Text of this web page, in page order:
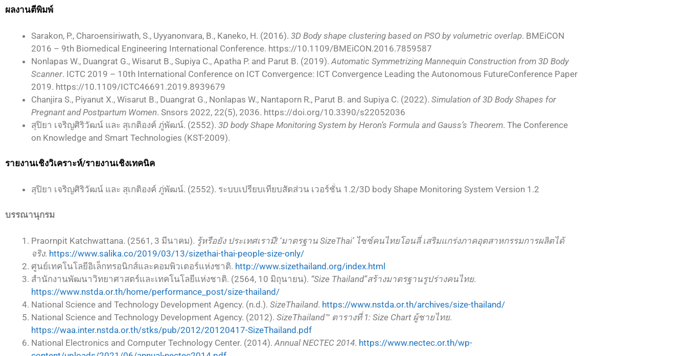
ผลงานตีพิมพ์
Sarakon, P., Charoensiriwath, S., Uyyanonvara, B., Kaneko, H. (2016). 3D Body shape clustering based on PSO by volumetric overlap. BMEiCON
2016 – 9th Biomedical Engineering International Conference. https://10.1109/BMEiCON.2016.7859587
Nonlapas W., Duangrat G., Wisarut B., Supiya C., Apatha P. and Parut B. (2019). Automatic Symmetrizing Mannequin Construction from 3D Body
Scanner. ICTC 2019 – 10th International Conference on ICT Convergence: ICT Convergence Leading the Autonomous FutureConference Paper
2019. https://10.1109/ICTC46691.2019.8939679
Chanjira S., Piyanut X., Wisarut B., Duangrat G., Nonlapas W., Nantaporn R., Parut B. and Supiya C. (2022). Simulation of 3D Body Shapes for
Pregnant and Postpartum Women. Snsors 2022, 22(5), 2036. https://doi.org/10.3390/s22052036
สุปิยา เจริญศิริวัฒน์ และ สุเกติองค์ ภู่พัฒน์. (2552). 3D body Shape Monitoring System by Heron’s Formula and Gauss’s Theorem. The Conference
on Knowledge and Smart Technologies (KST-2009).
รายงานเชิงวิเคราะห์/รายงานเชิงเทคนิค
สุปิยา เจริญศิริวัฒน์ และ สุเกติองค์ ภู่พัฒน์. (2552). ระบบเปรียบเทียบสัดส่วน เวอร์ชั่น 1.2/3D body Shape Monitoring System Version 1.2
บรรณานุกรม
Praornpit Katchwattana. (2561, 3 มีนาคม). รู้หรือยัง ประเทศเรามี! ‘มาตรฐาน SizeThai’ ไซซ์คนไทยโอนลี่ เสริมแกร่งภาคอุตสาหกรรมการผลิตได้
จริง. https://www.salika.co/2019/03/13/sizethai-thai-people-size-only/
ศูนย์เทคโนโลยีอิเล็กทรอนิกส์และคอมพิวเตอร์แห่งชาติ. http://www.sizethailand.org/index.html
สำนักงานพัฒนาวิทยาศาสตร์และเทคโนโลยีแห่งชาติ. (2564, 10 มิถุนายน). “Size Thailand”สร้างมาตรฐานรูปร่างคนไทย.
https://www.nstda.or.th/home/performance_post/size-thailand/
National Science and Technology Development Agency. (n.d.). SizeThailand. https://www.nstda.or.th/archives/size-thailand/
National Science and Technology Development Agency. (2012). SizeThailand™ ตารางที่ 1: Size Chart ผู้ชายไทย.
https://waa.inter.nstda.or.th/stks/pub/2012/20120417-SizeThailand.pdf
National Electronics and Computer Technology Center. (2014). Annual NECTEC 2014. https://www.nectec.or.th/wp-